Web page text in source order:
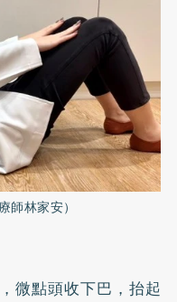
師林家安）
微點頭收下巴，抬起